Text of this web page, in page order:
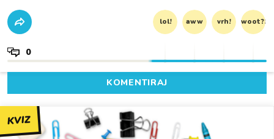
lol! aww vrh! woot?!
0
KOMENTIRAJ
KVIZ